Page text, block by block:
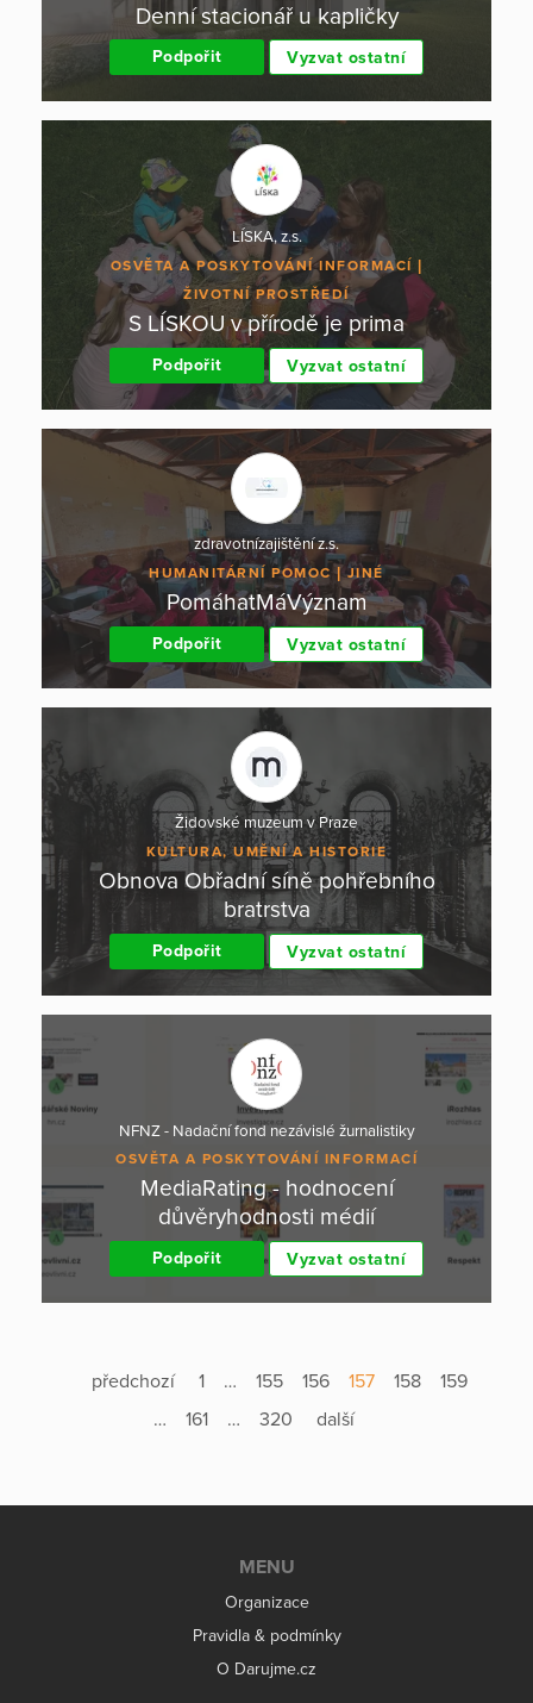
Denní stacionář u kapličky
Podpořit Vyzvat ostatní
LÍSKA, z.s.
OSVĚTA A POSKYTOVÁNÍ INFORMACÍ
ŽIVOTNÍ PROSTŘEDÍ
S LÍSKOU v přírodě je prima
Podpořit Vyzvat ostatní
zdravotnízajištění z.s.
HUMANITÁRNÍ POMOC JINÉ
PomáhatMáVýznam
Podpořit Vyzvat ostatní
Židovské muzeum v Praze
KULTURA, UMĚNÍ A HISTORIE
Obnova Obřadní síně pohřebního
bratrstva
Podpořit Vyzvat ostatní
NFNZ - Nadační fond nezávislé žurnalistiky
OSVĚTA A POSKYTOVÁNÍ INFORMACÍ
MediaRating - hodnocení
důvěryhodnosti médií
Podpořit Vyzvat ostatní
předchozí 1 … 155 156 157 158
159
…
161 … 320 další
MENU
Organizace
Pravidla & podmínky
O Darujme.cz